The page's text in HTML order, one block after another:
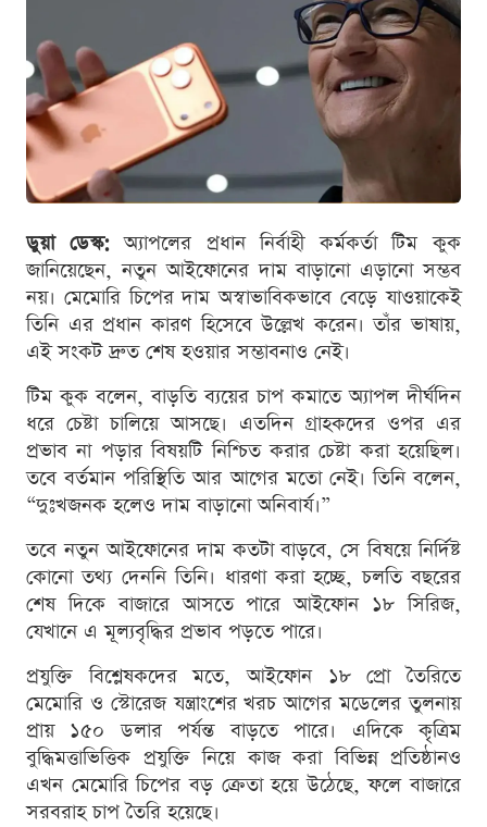
ডুয়া ডেস্ক:অ্যাপলের প্রধান নির্বাহী কর্মকর্তা টিম কুক
জানিয়েছেন, নতুন আইফোনের দাম বাড়ানো এড়ানো সম্ভব
নয়। মেমোরি চিপের দাম অস্বাভাবিকভাবে বেড়ে যাওয়াকেই
তিনি এর প্রধান কারণ হিসেবে উল্লেখ করেন। তাঁর ভাষায়,
এই সংকট দ্রুত শেষ হওয়ার সম্ভাবনাও নেই।
টিম কুক বলেন, বাড়তি ব্যয়ের চাপ কমাতে অ্যাপল দীর্ঘদিন
ধরে চেষ্টা চালিয়ে আসছে। এতদিন গ্রাহকদের ওপর এর
প্রভাব না পড়ার বিষয়টি নিশ্চিত করার চেষ্টা করা হয়েছিল।
তবে বর্তমান পরিস্থিতি আর আগের মতো নেই। তিনি বলেন,
“দুঃখজনক হলেও দাম বাড়ানো অনিবার্য।”
তবে নতুন আইফোনের দাম কতটা বাড়বে, সে বিষয়ে নির্দিষ্ট
কোনো তথ্য দেননি তিনি। ধারণা করা হচ্ছে, চলতি বছরের
শেষ দিকে বাজারে আসতে পারে আইফোন ১৮ সিরিজ,
যেখানে এ মূল্যবৃদ্ধির প্রভাব পড়তে পারে।
প্রযুক্তি বিশ্লেষকদের মতে, আইফোন ১৮ প্রো তৈরিতে
মেমোরি ও স্টোরেজ যন্ত্রাংশের খরচ আগের মডেলের তুলনায়
প্রায় ১৫০ ডলার পর্যন্ত বাড়তে পারে। এদিকে কৃত্রিম
বুদ্ধিমত্তাভিত্তিক প্রযুক্তি নিয়ে কাজ করা বিভিন্ন প্রতিষ্ঠানও
এখন মেমোরি চিপের বড় ক্রেতা হয়ে উঠেছে, ফলে বাজারে
সরবরাহ চাপ তৈরি হয়েছে।